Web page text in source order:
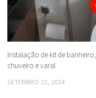
Instalação de kit de banheiro,
chuveiro e varal.
SETEMBRO 22, 2024